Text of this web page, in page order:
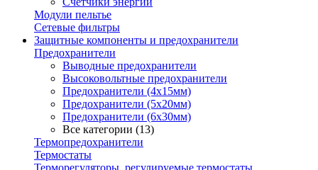
Модули пельтье
Сетевые фильтры
Защитные компоненты и предохранители
Предохранители
Выводные предохранители
Высоковольтные предохранители
Предохранители (4х15мм)
Предохранители (5х20мм)
Предохранители (6х30мм)
Все категории (13)
Термопредохранители
Термостаты
Терморегуляторы, регулируемые термостаты